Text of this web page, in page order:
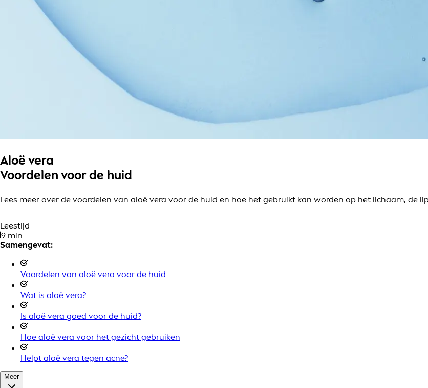
Aloë vera
Voordelen voor de huid
Lees meer over de voordelen van aloë vera voor de huid en hoe het gebruikt kan worden op het lichaam, de
Leestijd
9 min
Samengevat:
Voordelen van aloë vera voor de huid
Wat is aloë vera?
Is aloë vera goed voor de huid?
Hoe aloë vera voor het gezicht gebruiken
Helpt aloë vera tegen acne?
Meer